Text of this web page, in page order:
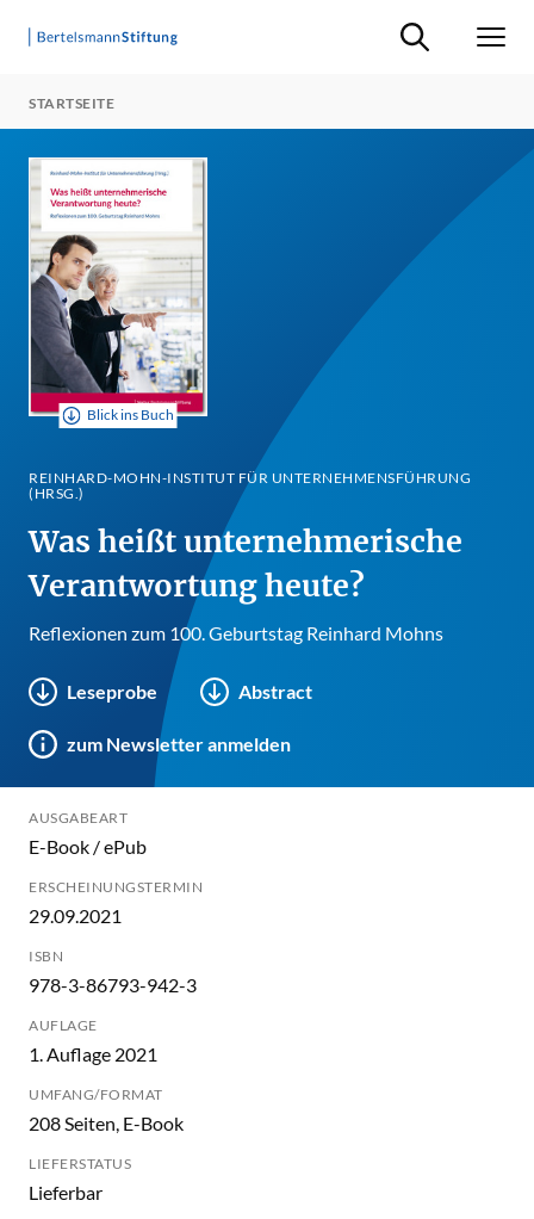
Suche ein-/
STARTSEITE
Blick ins Buch
REINHARD-MOHN-INSTITUT FÜR UNTERNEHMENSFÜHRUNG
(HRSG.)
Was heißt unternehmerische
Verantwortung heute?
Reflexionen zum 100. Geburtstag Reinhard Mohns
Leseprobe Abstract
zum Newsletter anmelden
AUSGABEART
E-Book / ePub
ERSCHEINUNGSTERMIN
29.09.2021
ISBN
978-3-86793-942-3
AUFLAGE
1. Auflage 2021
UMFANG/FORMAT
208 Seiten, E-Book
LIEFERSTATUS
Lieferbar